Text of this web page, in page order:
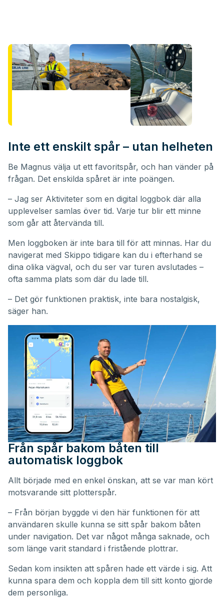
Inte ett enskilt spår – utan helheten
Be Magnus välja ut ett favoritspår, och han vänder på
frågan. Det enskilda spåret är inte poängen.
– Jag ser Aktiviteter som en digital loggbok där alla
upplevelser samlas över tid. Varje tur blir ett minne
som går att återvända till.
Men loggboken är inte bara till för att minnas. Har du
navigerat med Skippo tidigare kan du i efterhand se
dina olika vägval, och du ser var turen avslutades –
ofta samma plats som där du lade till.
– Det gör funktionen praktisk, inte bara nostalgisk,
säger han.
Från spår bakom båten till
automatisk loggbok
Allt började med en enkel önskan, att se var man kört
motsvarande sitt plotterspår.
– Från början byggde vi den här funktionen för att
användaren skulle kunna se sitt spår bakom båten
under navigation. Det var något många saknade, och
som länge varit standard i fristående plottrar.
Sedan kom insikten att spåren hade ett värde i sig. Att
kunna spara dem och koppla dem till sitt konto gjorde
dem personliga.